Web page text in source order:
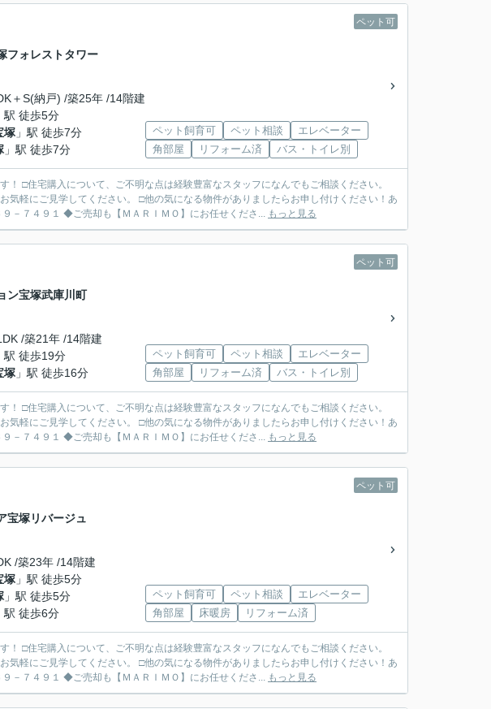
ペット可
フォレストタワー
＋S(納戸) /築25年 /14階建
駅 徒歩5分
塚 」駅 徒歩7分
」駅 徒歩7分
ペット飼育可 ペット相談
エレベーター
角部屋
リフォーム済 バス・トイレ別
□住宅購入について、ご不明な点は経験豊富なスタッフになんでもご相談ください。
気軽にご見学してください。 □他の気になる物件がありましたらお申し付けください！あ
わせてご紹介させていただきます！ ■ＴＥＬ ０７９７－６９－７４９１ ◆ご売却も【ＭＡＲＩＭＯ】にお任せくださ... もっと見る
ペット可
ン宝塚武庫川町
/築21年 /14階建
駅 徒歩19分
塚 」駅 徒歩16分
ペット飼育可 ペット相談
エレベーター
角部屋
リフォーム済 バス・トイレ別
□住宅購入について、ご不明な点は経験豊富なスタッフになんでもご相談ください。
気軽にご見学してください。 □他の気になる物件がありましたらお申し付けください！あ
わせてご紹介させていただきます！ ■ＴＥＬ ０７９７－６９－７４９１ ◆ご売却も【ＭＡＲＩＭＯ】にお任せくださ... もっと見る
ペット可
宝塚リバージュ
/築23年 /14階建
塚 」駅 徒歩5分
」駅 徒歩5分
駅 徒歩6分
ペット飼育可 ペット相談
エレベーター
角部屋
床暖房 リフォーム済
□住宅購入について、ご不明な点は経験豊富なスタッフになんでもご相談ください。
気軽にご見学してください。 □他の気になる物件がありましたらお申し付けください！あ
わせてご紹介させていただきます！ ■ＴＥＬ ０７９７－６９－７４９１ ◆ご売却も【ＭＡＲＩＭＯ】にお任せくださ... もっと見る